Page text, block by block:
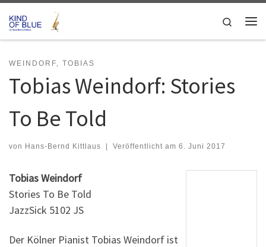
Zum Inhalt springen
Search
WEINDORF, TOBIAS
Tobias Weindorf: Stories
To Be Told
von Hans-Bernd Kittlaus Veröffentlicht am 6. Juni 2017
Tobias Weindorf
Stories To Be Told
JazzSick 5102 JS
Der Kölner Pianist Tobias Weindorf ist